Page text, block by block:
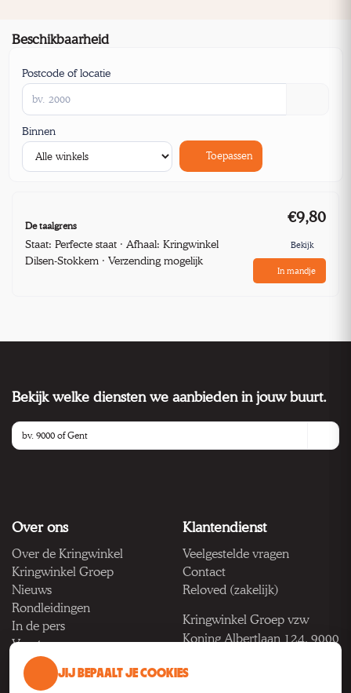
Beschikbaarheid
Postcode of locatie
Binnen
Toepassen
De taalgrens
Staat: Perfecte staat · Afhaal: Kringwinkel
Dilsen-Stokkem · Verzending mogelijk
€9,80
Bekijk
In mandje
Bekijk welke diensten we aanbieden in jouw buurt.
Over ons
Over de Kringwinkel
Kringwinkel Groep
Nieuws
Rondleidingen
In de pers
Vacatures
Klantendienst
Veelgestelde vragen
Contact
Reloved (zakelijk)
Kringwinkel Groep vzw
Koning Albertlaan 124, 9000
BTW BE 1033.922.208
JIJ BEPAALT JE COOKIES